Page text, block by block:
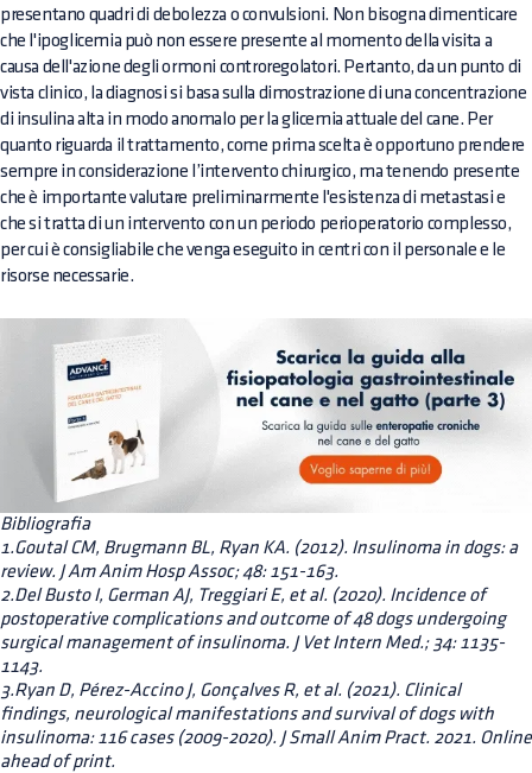
presentano quadri di debolezza o convulsioni. Non bisogna dimenticare
che l'ipoglicemia può non essere presente al momento della visita a
causa dell'azione degli ormoni controregolatori. Pertanto, da un punto di
vista clinico, la diagnosi si basa sulla dimostrazione di una concentrazione
di insulina alta in modo anomalo per la glicemia attuale del cane. Per
quanto riguarda il trattamento, come prima scelta è opportuno prendere
sempre in considerazione l’intervento chirurgico, ma tenendo presente
che è importante valutare preliminarmente l'esistenza di metastasi e
che si tratta di un intervento con un periodo perioperatorio complesso,
per cui è consigliabile che venga eseguito in centri con il personale e le
risorse necessarie.
Bibliografia
1.Goutal CM, Brugmann BL, Ryan KA. (2012). Insulinoma in dogs: a
review. J Am Anim Hosp Assoc; 48: 151-163.
2.Del Busto I, German AJ, Treggiari E, et al. (2020). Incidence of
postoperative complications and outcome of 48 dogs undergoing
surgical management of insulinoma. J Vet Intern Med.; 34: 1135-
1143.
3.Ryan D, Pérez-Accino J, Gonçalves R, et al. (2021). Clinical
findings, neurological manifestations and survival of dogs with
insulinoma: 116 cases (2009-2020). J Small Anim Pract. 2021. Online
ahead of print.